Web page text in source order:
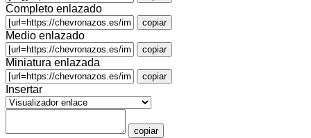
Completo enlazado
copiar
Medio enlazado
copiar
Miniatura enlazada
copiar
Insertar
copiar